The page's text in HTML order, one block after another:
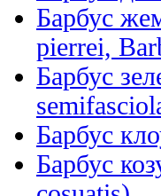
Барбус
pierrei,
Барбус
Барбус
Барбус